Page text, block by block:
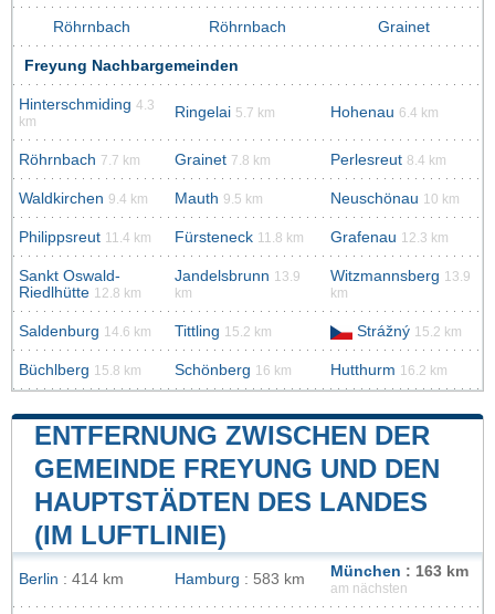
Röhrnbach Röhrnbach Grainet
Freyung Nachbargemeinden
Hinterschmiding 4.3
km
Ringelai 5.7 km Hohenau 6.4 km
Röhrnbach 7.7 km Grainet 7.8 km Perlesreut 8.4 km
Waldkirchen 9.4 km Mauth 9.5 km Neuschönau 10 km
Philippsreut 11.4 km Fürsteneck 11.8 km Grafenau 12.3 km
Sankt Oswald-
Riedlhütte 12.8 km
Jandelsbrunn 13.9
km
Witzmannsberg 13.9
km
Saldenburg 14.6 km Tittling 15.2 km Strážný 15.2 km
Büchlberg 15.8 km Schönberg 16 km Hutthurm 16.2 km
ENTFERNUNG ZWISCHEN DER
GEMEINDE FREYUNG UND DEN
HAUPTSTÄDTEN DES LANDES
(IM LUFTLINIE)
Berlin : 414 km Hamburg : 583 km München : 163 km
am nächsten